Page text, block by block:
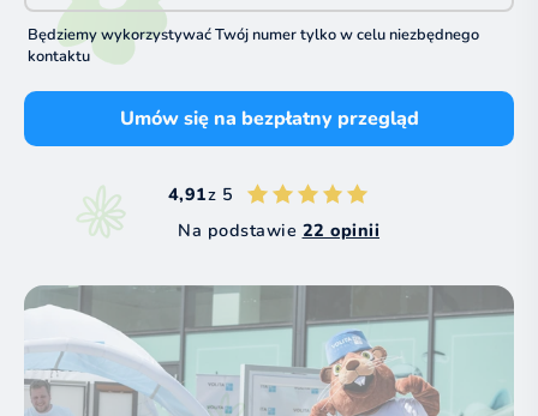
Będziemy wykorzystywać Twój numer tylko w celu niezbędnego
kontaktu
Umów się na bezpłatny przegląd
4,91z 5
Na podstawie 22 opinii